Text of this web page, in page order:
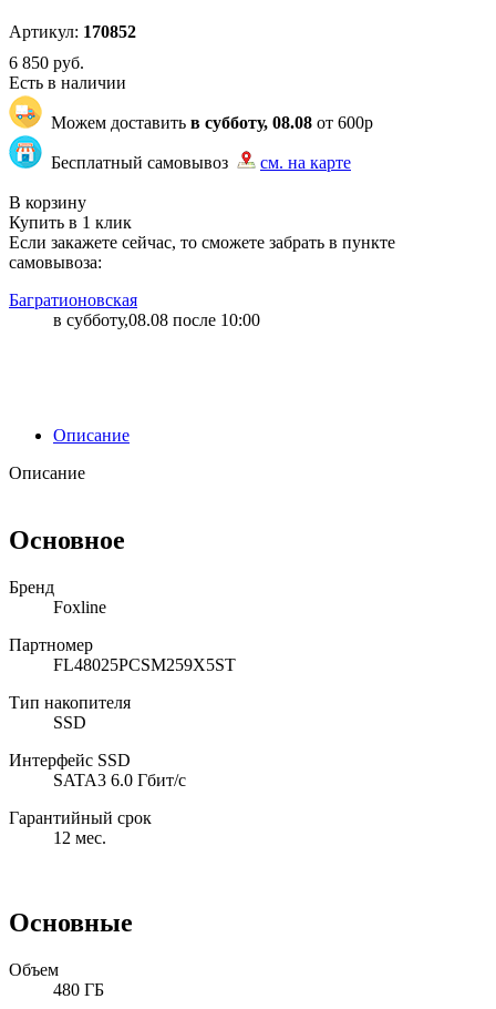
Артикул: 170852
6 850 руб.
Есть в наличии
Можем доставить в субботу, 08.08 от 600р
Бесплатный самовывоз
см. на карте
В корзину
Купить в 1 клик
Если закажете сейчас, то сможете забрать в пункте
самовывоза:
Багратионовская
в субботу,08.08 после 10:00
Описание
Описание
Основное
Бренд
Foxline
Партномер
FL48025PCSM259X5ST
Тип накопителя
SSD
Интерфейс SSD
SATA3 6.0 Гбит/с
Гарантийный срок
12 мес.
Основные
Объем
480 ГБ